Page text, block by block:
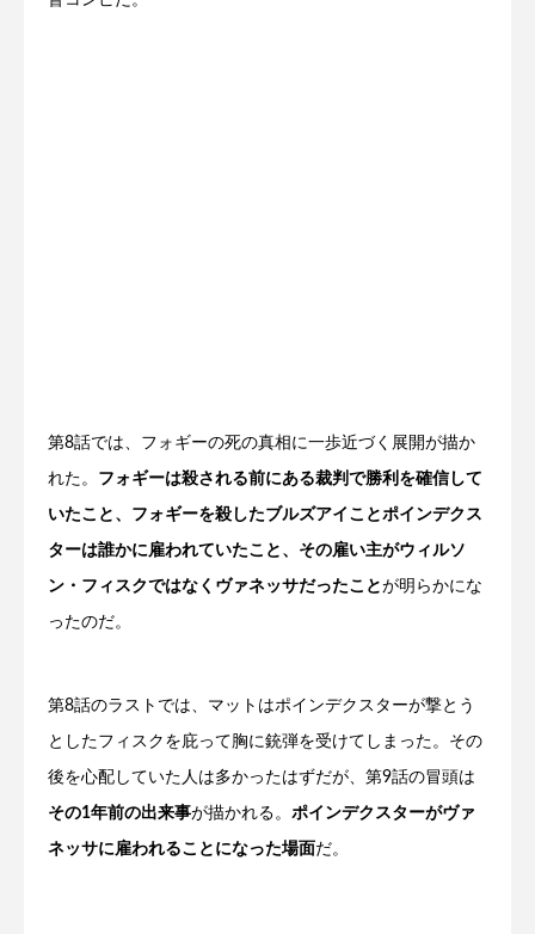
第8話では、フォギーの死の真相に一歩近づく展開が描か
れた。 フォギーは殺される前にある裁判で勝利を確信して
いたこと、フォギーを殺したブルズアイことポインデクス
ターは誰かに雇われていたこと、その雇い主がウィルソ
ン・フィスクではなくヴァネッサだったことが明らかにな
ったのだ。
第8話のラストでは、マットはポインデクスターが撃とう
としたフィスクを庇って胸に銃弾を受けてしまった。その
後を心配していた人は多かったはずだが、第9話の冒頭は
その1年前の出来事が描かれる。 ポインデクスターがヴァ
ネッサに雇われることになった場面だ。